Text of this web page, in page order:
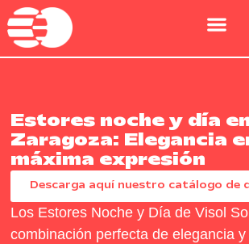
Estores noche y día
Zaragoza: Elegancia
máxima expresión
Descarga aquí nuestro catálogo de
Los Estores Noche y Día de Visol
combinación perfecta de elegancia